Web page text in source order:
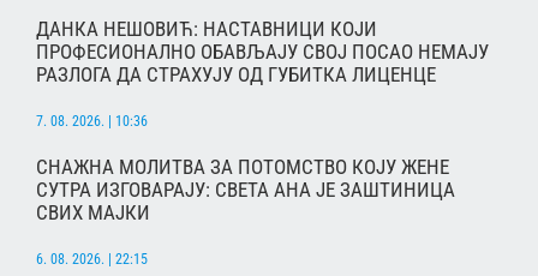
ДАНКА НЕШОВИЋ: НАСТАВНИЦИ КОЈИ
ПРОФЕСИОНАЛНО ОБАВЉАЈУ СВОЈ ПОСАО НЕМАЈУ
РАЗЛОГА ДА СТРАХУЈУ ОД ГУБИТКА ЛИЦЕНЦЕ
7. 08. 2026. | 10:36
СНАЖНА МОЛИТВА ЗА ПОТОМСТВО КОЈУ ЖЕНЕ
СУТРА ИЗГОВАРАЈУ: СВЕТА АНА ЈЕ ЗАШТИНИЦА
СВИХ МАЈКИ
6. 08. 2026. | 22:15